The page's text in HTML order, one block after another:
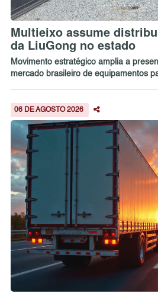
Multieixo assume
da LiuGong no estado
Movimento estratégico amplia a
mercado brasileiro de equipamentos
06 DE AGOSTO 2026